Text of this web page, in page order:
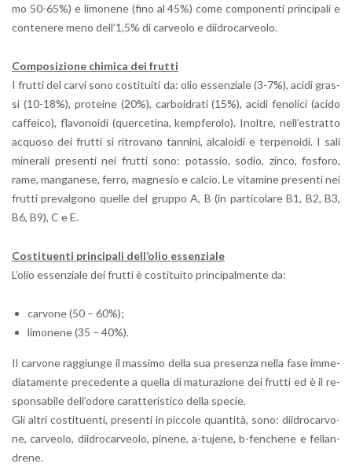
mo 50-65%) e li­mo­ne­ne (fino al 45%) come com­po­nen­ti prin­ci­pa­li e
con­te­ne­re meno del­l’1,5% di car­veo­lo e dii­dro­car­veo­lo.
Com­po­si­zio­ne chi­mi­ca dei frut­ti
I frut­ti del carvi sono co­sti­tui­ti da: olio es­sen­zia­le (3-7%), acidi gras­
si (10-18%), pro­tei­ne (20%), car­boi­dra­ti (15%), acidi fe­no­li­ci (acido
caf­fei­co), fla­vo­noi­di (quer­ce­ti­na, kem­p­fe­ro­lo). Inol­tre, nel­l’e­strat­to
ac­quo­so dei frut­ti si ri­tro­va­no tan­ni­ni, al­ca­loi­di e ter­pe­noi­di. I sali
mi­ne­ra­li pre­sen­ti nei frut­ti sono: po­tas­sio, sodio, zinco, fo­sfo­ro,
rame, man­ga­ne­se, ferro, ma­gne­sio e cal­cio. Le vi­ta­mi­ne pre­sen­ti nei
frut­ti pre­val­go­no quel­le del grup­po A, B (in par­ti­co­la­re B1, B2, B3,
B6, B9), C e E.
Co­sti­tuen­ti prin­ci­pa­li del­l’o­lio es­sen­zia­le
L’o­lio es­sen­zia­le dei frut­ti è co­sti­tui­to prin­ci­pal­men­te da:
car­vo­ne (50 – 60%);
li­mo­ne­ne (35 – 40%).
Il car­vo­ne rag­giun­ge il mas­si­mo della sua pre­sen­za nella fase im­me­
dia­ta­men­te pre­ce­den­te a quel­la di ma­tu­ra­zio­ne dei frut­ti ed è il re­
spon­sa­bi­le del­l’o­do­re ca­rat­te­ri­sti­co della spe­cie.
Gli altri co­sti­tuen­ti, pre­sen­ti in pic­co­le quan­ti­tà, sono: dii­dro­car­vo­
ne, car­veo­lo, dii­dro­car­veo­lo, pi­ne­ne, a-tu­je­ne, b-fen­che­ne e fel­lan­
dre­ne.